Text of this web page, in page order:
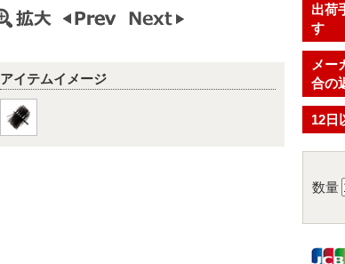
出荷
す
メー
合の
12日
数量
アイテムイメージ